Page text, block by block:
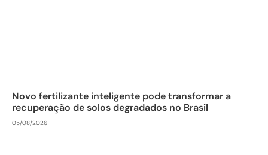
Novo fertilizante inteligente pode transformar a
recuperação de solos degradados no Brasil
05/08/2026